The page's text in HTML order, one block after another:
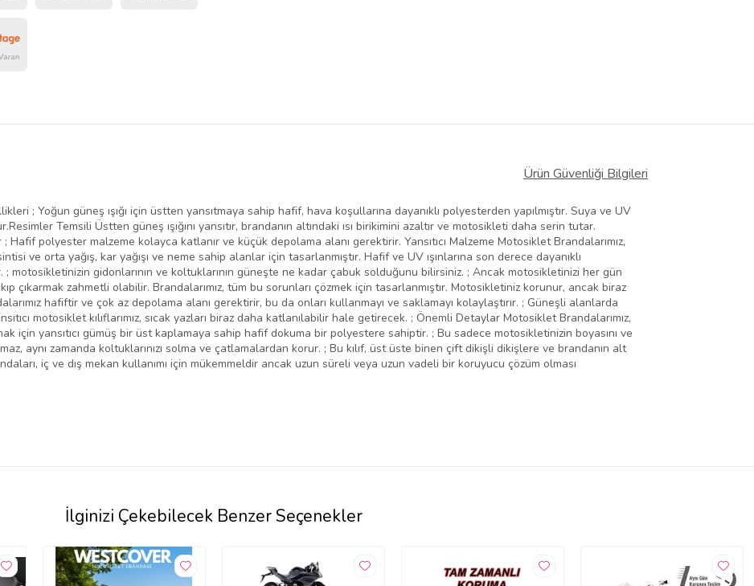
Ürün Güvenliği Bilgileri
; Yoğun güneş ışığı için üstten yansıtmaya sahip hafif, hava koşullarına dayanıklı polyesterden yapılmıştır. Suya ve UV
Temsili Üstten güneş ışığını yansıtır, brandanın altındaki ısı birikimini azaltır ve motosikleti daha serin tutar.
; Hafif polyester malzeme kolayca katlanır ve küçük depolama alanı gerektirir. Yansıtıcı Malzeme Motosiklet Brandalarımız,
ve orta yağış, kar yağışı ve neme sahip alanlar için tasarlanmıştır. Hafif ve UV ışınlarına son derece dayanıklı
; motosikletinizin gidonlarının ve koltuklarının güneşte ne kadar çabuk solduğunu bilirsiniz. ; Ancak motosikletinizi her gün
çıkarmak zahmetli olabilir. Brandalarımız, tüm bu sorunları çözmek için tasarlanmıştır. Motosikletiniz korunur, ancak biraz
hafiftir ve çok az depolama alanı gerektirir, bu da onları kullanmayı ve saklamayı kolaylaştırır. ; Güneşli alanlarda
motosiklet kılıflarımız, sıcak yazları biraz daha katlanılabilir hale getirecek. ; Önemli Detaylar Motosiklet Brandalarımız,
için yansıtıcı gümüş bir üst kaplamaya sahip hafif dokuma bir polyestere sahiptir. ; Bu sadece motosikletinizin boyasını ve
aynı zamanda koltuklarınızı solma ve çatlamalardan korur. ; Bu kılıf, üst üste binen çift dikişli dikişlere ve brandanın alt
iç ve dış mekan kullanımı için mükemmeldir ancak uzun süreli veya uzun vadeli bir koruyucu çözüm olması
İlginizi Çekebilecek Benzer Seçenekler